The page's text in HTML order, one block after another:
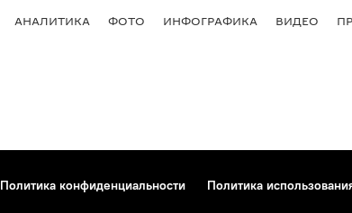
АНАЛИТИКА ФОТО ИНФОГРАФИКА ВИДЕО
Политика конфиденциальности
Политика